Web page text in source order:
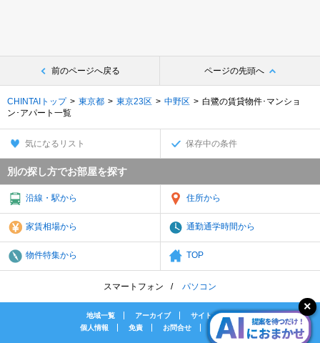
前のページへ戻る ページの先頭へ
CHINTAIトップ 東京都 東京23区 中野区
白鷺の賃貸物件･マンショ
ン･アパート一覧
気になるリスト 保存中の条件
別の探し方でお部屋を探す
沿線・駅から 住所から
家賃相場から 通勤通学時間から
物件特集から TOP
スマートフォン パソコン
地域一覧 アーカイブ
サイトマップ
個人情報
免責 お問合せ 会社案内